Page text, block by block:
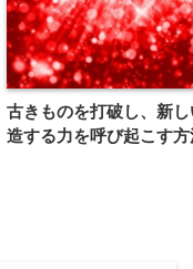
古きものを打破し、新
造する力を呼び起こす方